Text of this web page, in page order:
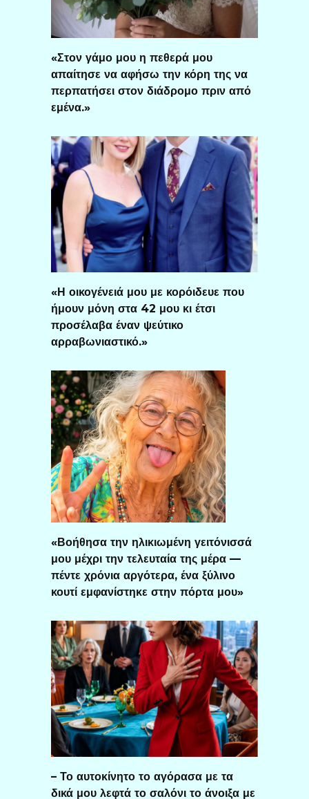
«Στον γάμο μου η πεθερά μου
απαίτησε να αφήσω την κόρη της να
περπατήσει στον διάδρομο πριν από
εμένα.»
«Η οικογένειά μου με κορόιδευε που
ήμουν μόνη στα 42 μου κι έτσι
προσέλαβα έναν ψεύτικο
αρραβωνιαστικό.»
«Βοήθησα την ηλικιωμένη γειτόνισσά
μου μέχρι την τελευταία της μέρα —
πέντε χρόνια αργότερα, ένα ξύλινο
κουτί εμφανίστηκε στην πόρτα μου»
– Το αυτοκίνητο το αγόρασα με τα
δικά μου λεφτά το σαλόνι το άνοιξα με